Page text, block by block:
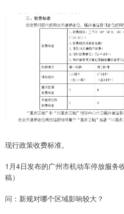
现行政策收费标准。
1月4日发布的广州市机动车停放服务
稿）
问：新规对哪个区域影响较大？